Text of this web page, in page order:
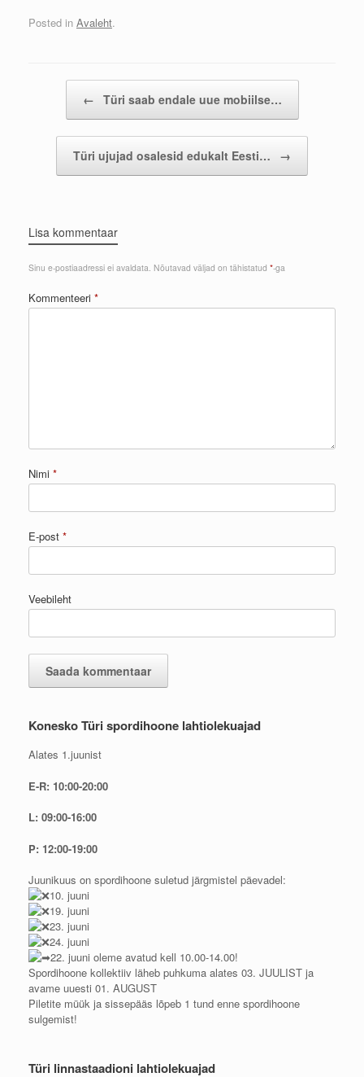
Posted in Avaleht.
← Türi saab endale uue mobiilse…
Türi ujujad osalesid edukalt Eesti… →
Lisa kommentaar
Sinu e-postiaadressi ei avaldata. Nõutavad väljad on tähistatud *-ga
Kommenteeri *
Nimi *
E-post *
Veebileht
Konesko Türi spordihoone lahtiolekuajad
Alates 1.juunist
E-R: 10:00-20:00
L: 09:00-16:00
P: 12:00-19:00
Juunikuus on spordihoone suletud järgmistel päevadel:
10. juuni
19. juuni
23. juuni
24. juuni
22. juuni oleme avatud kell 10.00-14.00!
Spordihoone kollektiiv läheb puhkuma alates 03. JUULIST ja
avame uuesti 01. AUGUST
Piletite müük ja sissepääs lõpeb 1 tund enne spordihoone
sulgemist!
Türi linnastaadioni lahtiolekuajad